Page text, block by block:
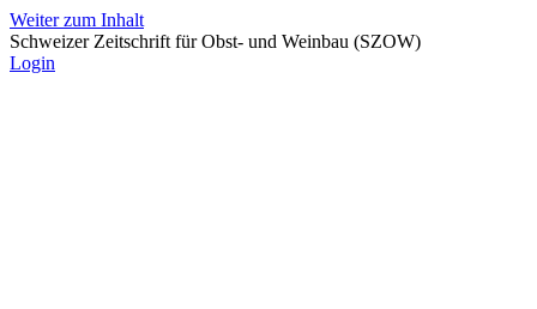
Weiter zum Inhalt
Schweizer Zeitschrift für Obst- und Weinbau (SZOW)
Login